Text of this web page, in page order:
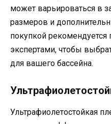
может варьироваться в
размеров и
покупкой рекомендуется
экспертами, чтобы
для вашего бассейна.
Ультрафиолетостойкая